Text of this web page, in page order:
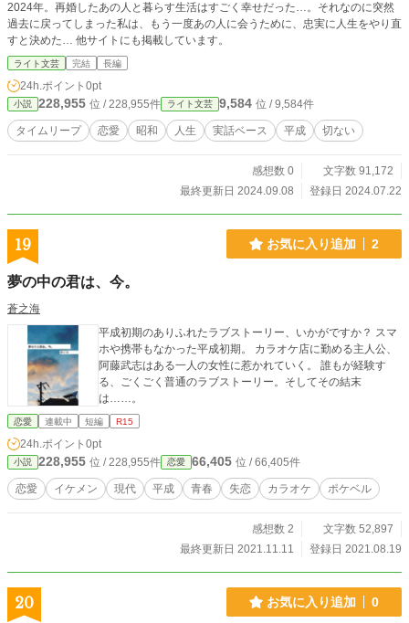
2024年。再婚したあの人と暮らす生活はすごく幸せだった…。それなのに突然
過去に戻ってしまった私は、もう一度あの人に会うために、忠実に人生をやり直
すと決めた… 他サイトにも掲載しています。
ライト文芸 完結 長編
24h.ポイント 0pt
小説 228,955 位 / 228,955件 ライト文芸 9,584 位 / 9,584件
タイムリープ 恋愛 昭和 人生 実話ベース 平成 切ない
感想数 0
文字数 91,172
最終更新日 2024.09.08
登録日 2024.07.22
19 お気に入り追加 2
夢の中の君は、今。
蒼之海
平成初期のありふれたラブストーリー、いかがですか？ スマ
ホや携帯もなかった平成初期。 カラオケ店に勤める主人公、
阿藤武志はある一人の女性に惹かれていく。 誰もが経験す
る、ごくごく普通のラブストーリー。そしてその結末
は……。
恋愛 連載中 短編 R15
24h.ポイント 0pt
小説 228,955 位 / 228,955件 恋愛 66,405 位 / 66,405件
恋愛 イケメン 現代 平成 青春 失恋 カラオケ ポケベル
感想数 2
文字数 52,897
最終更新日 2021.11.11
登録日 2021.08.19
20 お気に入り追加 0